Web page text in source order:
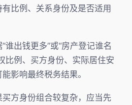
比例、关系身份及是否适用
谁出钱更多”或“房产登记谁名
比例、买方身份、实际居住安
影响最终税务结果。
方身份组合较复杂，应当先